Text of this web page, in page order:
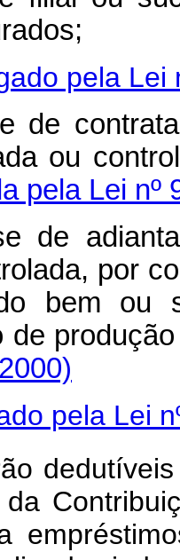
pela Lei
de
ou
pela Lei nº
de
por
bem ou
de
pela Lei
dedutíveis